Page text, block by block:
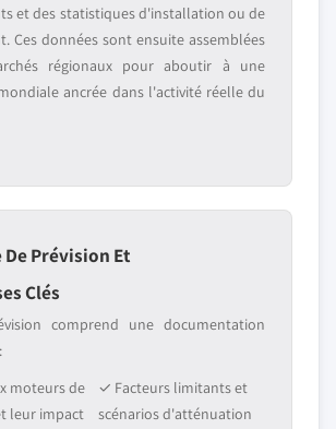
et des statistiques d'installation ou de
Ces données sont ensuite assemblées
régionaux pour aboutir à une
ancrée dans l'activité réelle du
De Prévision Et
Clés
comprend une documentation
moteurs de
leur impact
✓ Facteurs limitants et
scénarios d'atténuation